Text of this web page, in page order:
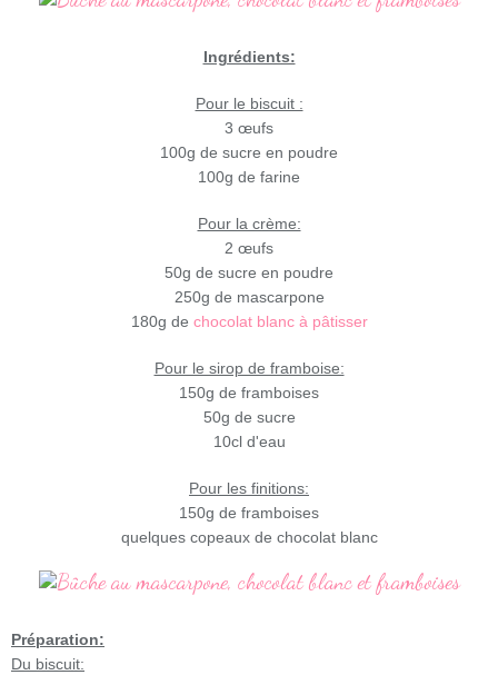
Ingrédients:
Pour le biscuit :
3 œufs
100g de sucre en poudre
100g de farine
Pour la crème:
2 œufs
50g de sucre en poudre
250g de mascarpone
180g de chocolat blanc à pâtisser
Pour le sirop de framboise:
150g de framboises
50g de sucre
10cl d'eau
Pour les finitions:
150g de framboises
quelques copeaux de chocolat blanc
Préparation:
Du biscuit: